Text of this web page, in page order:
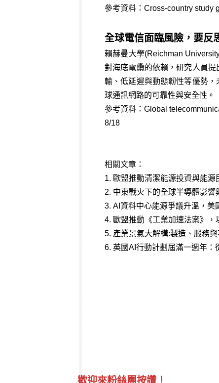
參考資料： Cross-country study
全球電信面臨風險，要反
賴赫曼大學(Reichman
對海底電纜的依賴，研究人員
輸、低延遲與動態韌性等優勢
球通訊網路的可靠性與安全性。
參考資料：Global
8/18
相關文章：
1. 歐盟推動清潔能源投資與能
2. 中東戰火下的全球半導體影響
3. AI資料中心能源爭議升溫，美
4. 歐盟推動《工業加速法案》
5. 產業景氣大解構:製造、服務
6. 英國AI行動計劃屆滿一週年：
歡迎來粉絲團按讚！